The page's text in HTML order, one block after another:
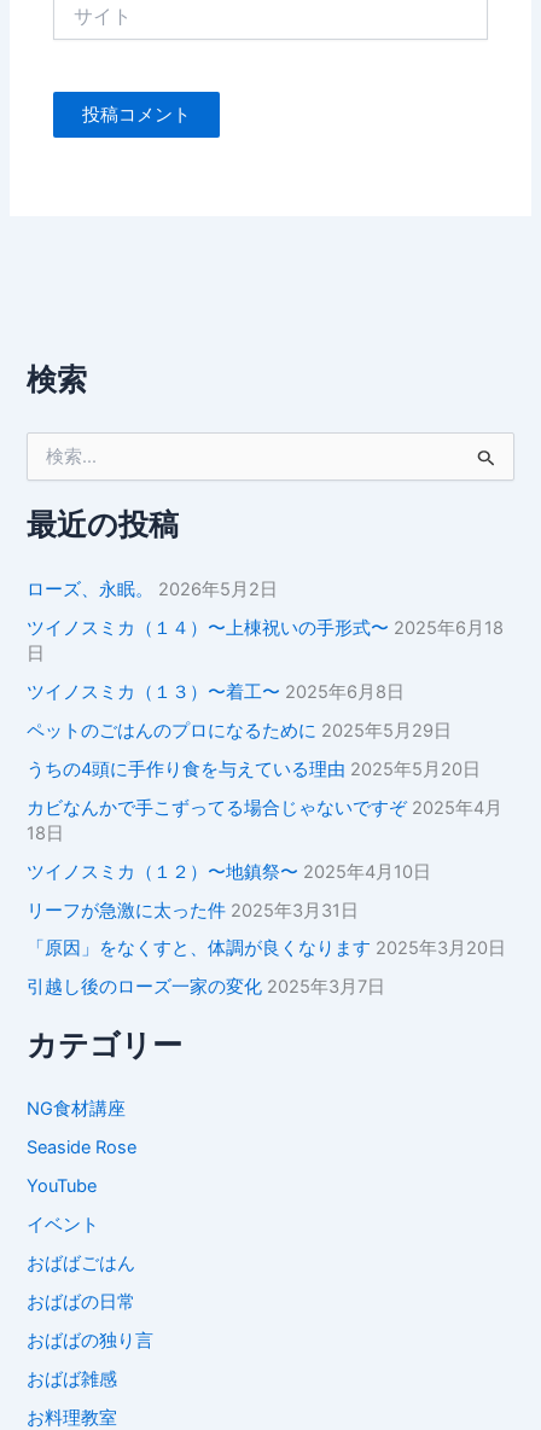
検索
象
:最近の投稿
ローズ、永眠。
2026年5月2日
ツイノスミカ（１４）〜上棟祝いの手形式〜 2025年6月18
日
ツイノスミカ（１３）〜着工〜 2025年6月8日
ペットのごはんのプロになるために 2025年5月29日
うちの4頭に手作り食を与えている理由 2025年5月20日
カビなんかで手こずってる場合じゃないですぞ 2025年4月
18日
ツイノスミカ（１２）〜地鎮祭〜 2025年4月10日
リーフが急激に太った件 2025年3月31日
「原因」をなくすと、体調が良くなります 2025年3月20日
引越し後のローズ一家の変化 2025年3月7日
カテゴリー
NG食材講座
Seaside Rose
YouTube
イベント
おばばごはん
おばばの日常
おばばの独り言
おばば雑感
お料理教室